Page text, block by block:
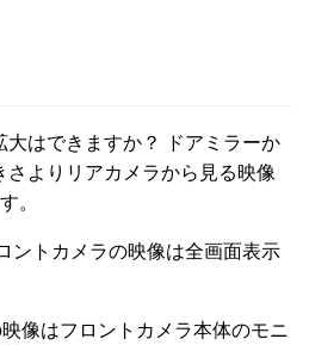
大はできますか？ ドアミラーか
さよりリアカメラから見る映像
。
トカメラの映像は全画面表示
像はフロントカメラ本体のモニ